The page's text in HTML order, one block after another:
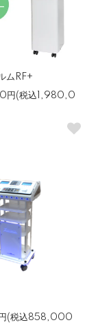
ムRF+
円(税込1,980,0
(税込858,000